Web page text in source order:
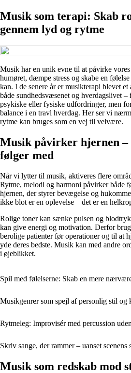
Musik som terapi: Skab
gennem lyd og rytme
Musik har en unik evne til at påvirke
humøret, dæmpe stress og skabe en
kan. I de senere år er musikterapi blevet
både sundhedsvæsenet og hverdagslivet
psykiske eller fysiske udfordringer, men
balance i en travl hverdag. Her ser vi
rytme kan bruges som en vej til velvære.
Musik påvirker hjernen –
følger med
Når vi lytter til musik, aktiveres flere
Rytme, melodi og harmoni påvirker både
hjernen, der styrer bevægelse og
ikke blot er en oplevelse – det er en
Rolige toner kan sænke pulsen og
kan give energi og motivation. Derfor
berolige patienter før operationer og til at
yde deres bedste. Musik kan med andre
i øjeblikket.
Spil med følelserne: Skab en mere
Musikgenrer som spejl af personlig stil og
Rytmeleg: Improvisér med percussion
Skriv sange, der rammer – uanset scenens
Musik som redskab mod